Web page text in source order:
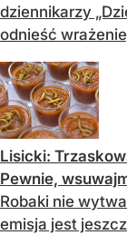
dziennikarzy
odnieść
Lisicki:
Pewnie,
Robaki nie
emisja jest